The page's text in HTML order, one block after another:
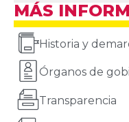
MÁS
Historia y
Órganos de
Transparencia